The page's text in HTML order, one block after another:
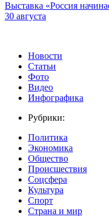
Выставка «Россия
30 августа
Новости
Статьи
Фото
Видео
Инфографика
Рубрики:
Политика
Экономика
Общество
Происшествия
Соцсфера
Культура
Спорт
Страна и мир